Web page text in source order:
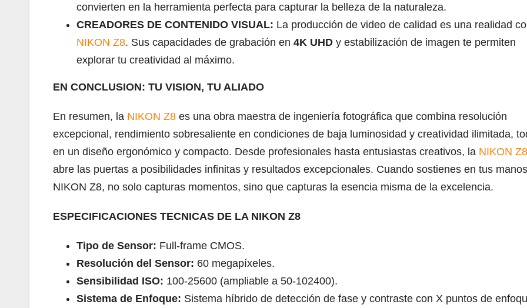
convierten en la herramienta perfecta para capturar la belleza de la naturaleza.
CREADORES DE CONTENIDO VISUAL: La producción de video de calidad es una realidad
NIKON Z8. Sus capacidades de grabación en 4K UHD y estabilización de imagen te permiten
explorar tu creatividad al máximo.
EN CONCLUSION: TU VISION, TU ALIADO
En resumen, la NIKON Z8 es una obra maestra de ingeniería fotográfica que combina resolución
excepcional, rendimiento sobresaliente en condiciones de baja luminosidad y creatividad ilimitada,
en un diseño ergonómico y compacto. Desde profesionales hasta entusiastas creativos, la NIKON Z8
abre las puertas a posibilidades infinitas y resultados excepcionales. Cuando sostienes en tus
NIKON Z8, no solo capturas momentos, sino que capturas la esencia misma de la excelencia.
ESPECIFICACIONES TECNICAS DE LA NIKON Z8
Tipo de Sensor: Full-frame CMOS.
Resolución del Sensor: 60 megapíxeles.
Sensibilidad ISO: 100-25600 (ampliable a 50-102400).
Sistema de Enfoque: Sistema híbrido de detección de fase y contraste con X puntos de